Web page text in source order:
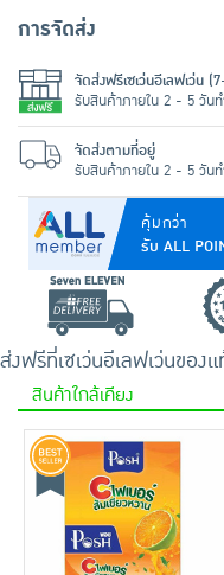
คุ้มกว่า
รับ ALL
การจัดส่ง
จัดส่งฟรีเซเว่นอีเลฟเว่น
รับสินค้าภายใน 2 - 5 วันท
จัดส่งตามที่อยู่
รับสินค้าภายใน 2 - 5 วันท
ส่งฟรีที่เซเว่นอีเลฟเว่นของ
สินค้าใกล้เคียง